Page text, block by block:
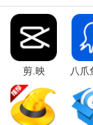
剪.映
windows电
脑版2025官
方最新版
八爪